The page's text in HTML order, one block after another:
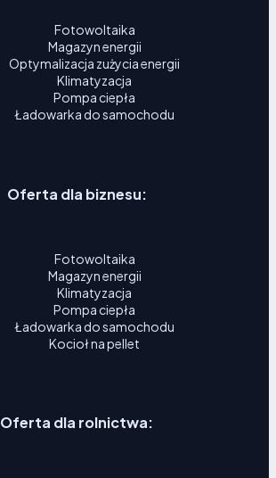
Fotowoltaika
Magazyn energii
Optymalizacja zużycia energii
Klimatyzacja
Pompa ciepła
Ładowarka do samochodu
Oferta dla biznesu:
Fotowoltaika
Magazyn energii
Klimatyzacja
Pompa ciepła
Ładowarka do samochodu
Kocioł na pellet
Oferta dla rolnictwa: